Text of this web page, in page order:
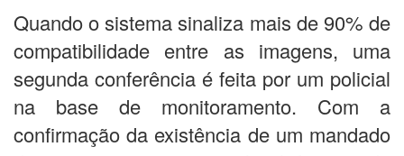
Quando o sistema sinaliza mais de 90% de
compatibilidade entre as imagens, uma
segunda conferência é feita por um policial
na base de monitoramento. Com a
confirmação da existência de um mandado